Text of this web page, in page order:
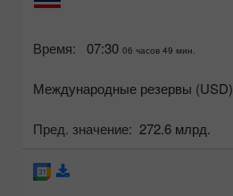
Время: 07:30 06 часов 49 мин.
Международные резервы (USD)
Пред. значение: 272.6 млрд.